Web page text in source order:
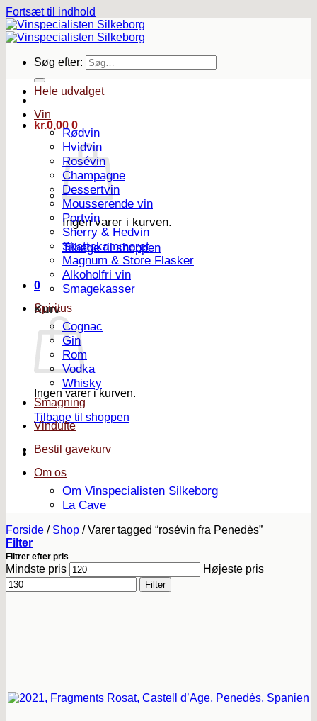
Fortsæt til indhold
Søg efter:
kr.0,00 0
Ingen varer i kurven.
Tilbage til shoppen
0
Kurv
Ingen varer i kurven.
Tilbage til shoppen
Hele udvalget
Vin
Rødvin
Hvidvin
Rosévin
Champagne
Dessertvin
Mousserende vin
Portvin
Sherry & Hedvin
Skattekammeret
Magnum & Store Flasker
Alkoholfri vin
Smagekasser
Spiritus
Cognac
Gin
Rom
Vodka
Whisky
Smagning
Vindufte
Bestil gavekurv
Om os
Om Vinspecialisten Silkeborg
La Cave
Forside / Shop /Varer tagged “rosévin fra Penedès”
Filter
Filtrer efter pris
Mindste pris Højeste pris
Filter